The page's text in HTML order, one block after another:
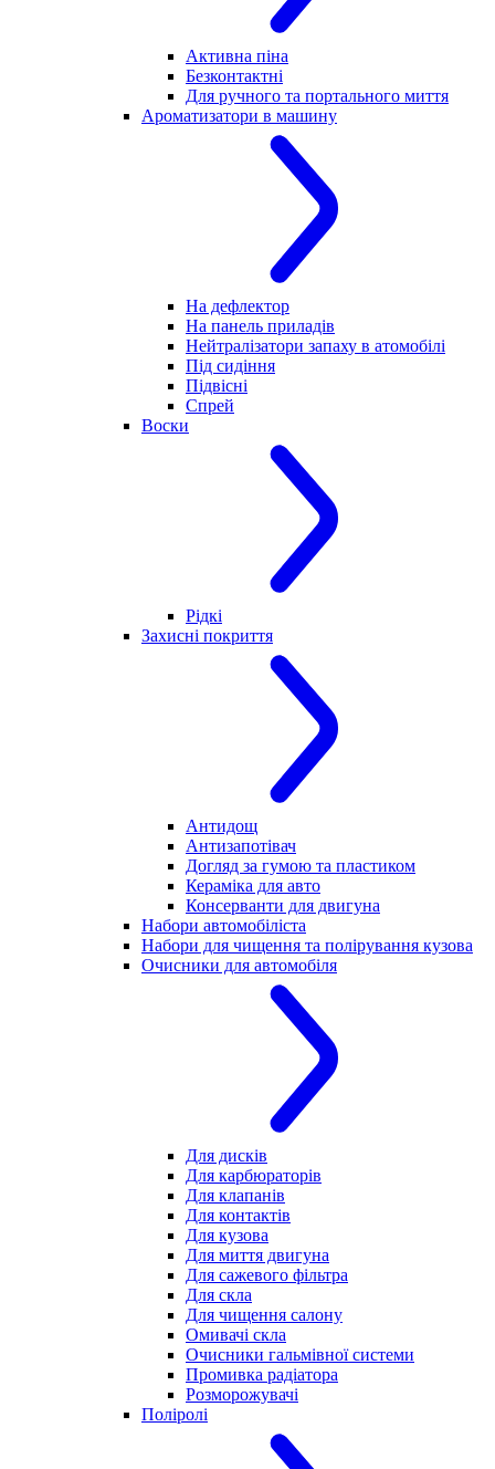
Активна піна
Безконтактні
Для ручного та портального миття
Ароматизатори в машину
На дефлектор
На панель приладів
Нейтралізатори запаху в атомобілі
Під сидіння
Підвісні
Спрей
Воски
Рідкі
Захисні покриття
Антидощ
Антизапотівач
Догляд за гумою та пластиком
Кераміка для авто
Консерванти для двигуна
Набори автомобіліста
Набори для чищення та полірування кузова
Очисники для автомобіля
Для дисків
Для карбюраторів
Для клапанів
Для контактів
Для кузова
Для миття двигуна
Для сажевого фільтра
Для скла
Для чищення салону
Омивачі скла
Очисники гальмівної системи
Промивка радіатора
Розморожувачі
Поліролі